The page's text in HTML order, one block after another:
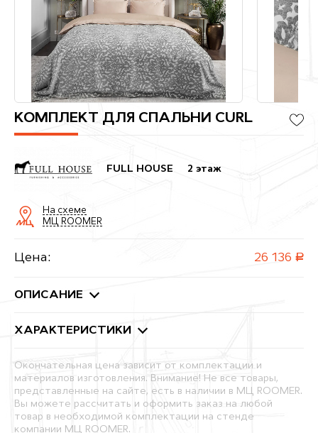
КОМПЛЕКТ ДЛЯ СПАЛЬНИ CURL
FULL HOUSE 2 этаж
На схеме
МЦ ROOMER
Цена: 26 136 руб.
ОПИСАНИЕ
ХАРАКТЕРИСТИКИ
Окончательная цена зависит от комплектации и
материалов изготовления. Внимание! Не все товары,
представленные на сайте, есть в наличии в МЦ ROOMER.
Вы можете рассчитать и оформить заказ на любой
товар в необходимой комплектации на стенде
компании МЦ ROOMER.